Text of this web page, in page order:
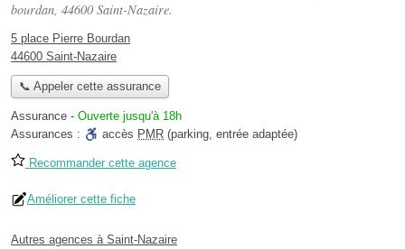
bourdan, 44600 Saint-Nazaire.
5 place Pierre Bourdan
44600 Saint-Nazaire
📞 Appeler cette assurance
Assurance - Ouverte jusqu'à 18h
Assurances :
accès PMR (parking, entrée adaptée)
Recommander cette agence
Améliorer cette fiche
Autres agences à Saint-Nazaire